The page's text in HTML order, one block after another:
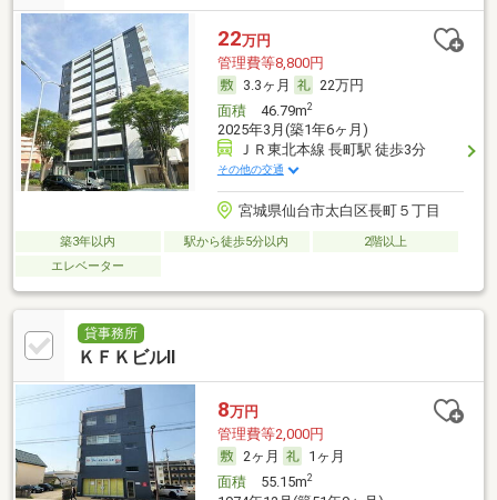
22万円
管理費等8,800円
3.3ヶ月
22万円
面積46.79m2
2025年3月(築1年6ヶ月)
ＪＲ東北本線 長町駅 徒歩3分
その他の交通
宮城県仙台市太白区長町５丁目
築3年以内 駅から徒歩5分以内
2階以上
エレベーター
貸事務所
ＫＦＫビルⅡ
8万円
管理費等2,000円
2ヶ月
1ヶ月
面積55.15m2